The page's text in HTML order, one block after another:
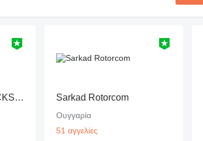
DINGEMANSE TRUCKS & TRAILERS Sarkad Rotorcom
Ουγγαρία
51 αγγελίες